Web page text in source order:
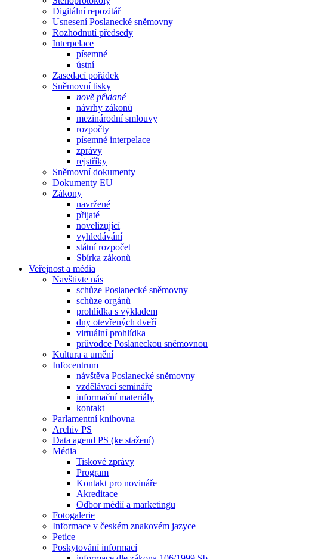
Digitální repozitář
Usnesení Poslanecké sněmovny
Rozhodnutí předsedy
Interpelace
písemné
ústní
Zasedací pořádek
Sněmovní tisky
nově přidané
návrhy zákonů
mezinárodní smlouvy
rozpočty
písemné interpelace
zprávy
rejstříky
Sněmovní dokumenty
Dokumenty EU
Zákony
navržené
přijaté
novelizující
vyhledávání
státní rozpočet
Sbírka zákonů
Veřejnost a média
Navštivte nás
schůze Poslanecké sněmovny
schůze orgánů
prohlídka s výkladem
dny otevřených dveří
virtuální prohlídka
průvodce Poslaneckou sněmovnou
Kultura a umění
Infocentrum
návštěva Poslanecké sněmovny
vzdělávací semináře
informační materiály
kontakt
Parlamentní knihovna
Archiv PS
Data agend PS (ke stažení)
Média
Tiskové zprávy
Program
Kontakt pro novináře
Akreditace
Odbor médií a marketingu
Fotogalerie
Informace v českém znakovém jazyce
Petice
Poskytování informací